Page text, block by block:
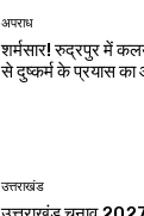
अपराध
शर्मसार! रुद्रपुर में
से दुष्कर्म के प्रयास
उत्तराखंड